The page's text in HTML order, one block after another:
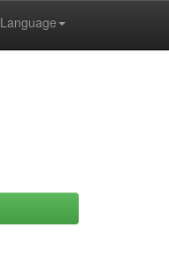
Language